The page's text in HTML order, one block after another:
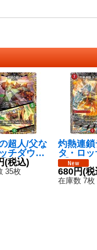
超人/父な
チダウン
{23RP2
《自然》
(税込)
35枚
灼熱連鎖
タ・ロ
R】
TR11}《
680円(税
在庫数 7枚